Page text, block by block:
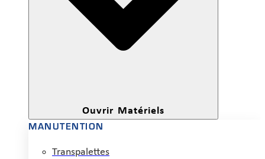
Ouvrir Matériels
MANUTENTION
Transpalettes